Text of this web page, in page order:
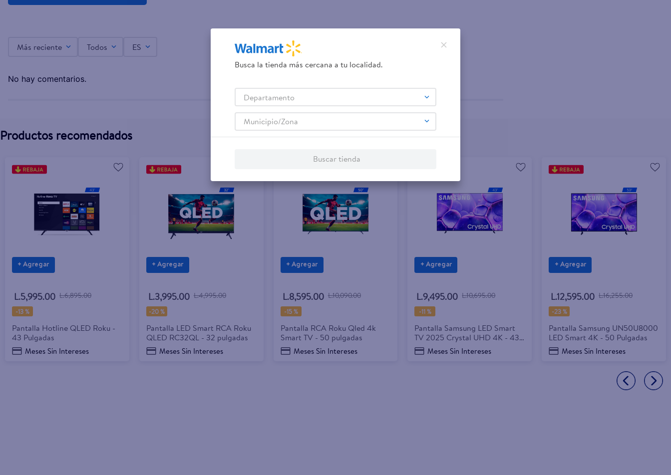
Más reciente Todos ES
No hay comentarios.
Productos recomendados
+ Agregar
L.5,995.00 L.6,895.00
-13 %
Pantalla Hotline QLED Roku -
43 Pulgadas
Meses Sin Intereses
+ Agregar
L.3,995.00 L.4,995.00
-20 %
Pantalla LED Smart RCA Roku
QLED RC32QL - 32 pulgadas
Meses Sin Intereses
+ Agregar
L.8,595.00 L.10,090.00
-15 %
Pantalla RCA Roku Qled 4k
Smart TV - 50 pulgadas
Meses Sin Intereses
+ Agregar
L.9,495.00 L.10,695.00
-11 %
Pantalla Samsung LED Smart
TV 2025 Crystal UHD 4K - 43
PulgadasMeses Sin Intereses
+ Agregar
L.12,595.00 L.16,255.00
-23 %
Pantalla Samsung UN50U8000
LED Smart 4K - 50 Pulgadas
Meses Sin Intereses
Busca la tienda más cercana a tu localidad.
Departamento
Municipio/Zona
Buscar tienda